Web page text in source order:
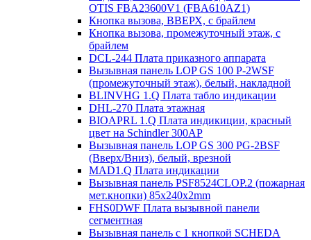
OTIS FBA23600V1 (FBA610AZ1)
Кнопка вызова, ВВЕРХ, с брайлем
Кнопка вызова, промежуточный этаж, с
брайлем
DCL-244 Плата приказного аппарата
Вызывная панель LOP GS 100 P-2WSF
(промежуточный этаж), белый, накладной
BLINVHG 1.Q Плата табло индикации
DHL-270 Плата этажная
BIOAPRL 1.Q Плата индикиции, красный
цвет на Schindler 300AP
Вызывная панель LOP GS 300 PG-2BSF
(Вверх/Вниз), белый, врезной
MAD1.Q Плата индикации
Вызывная панель PSF8524CLOP.2 (пожарная
мет.кнопки) 85х240х2mm
FHS0DWF Плата вызывной панели
сегментная
Вызывная панель с 1 кнопкой SCHEDA